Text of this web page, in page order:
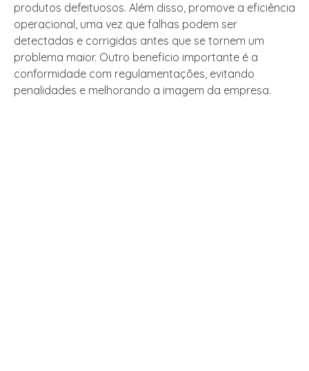
produtos defeituosos. Além disso, promove a eficiência
operacional, uma vez que falhas podem ser
detectadas e corrigidas antes que se tornem um
problema maior. Outro benefício importante é a
conformidade com regulamentações, evitando
penalidades e melhorando a imagem da empresa.